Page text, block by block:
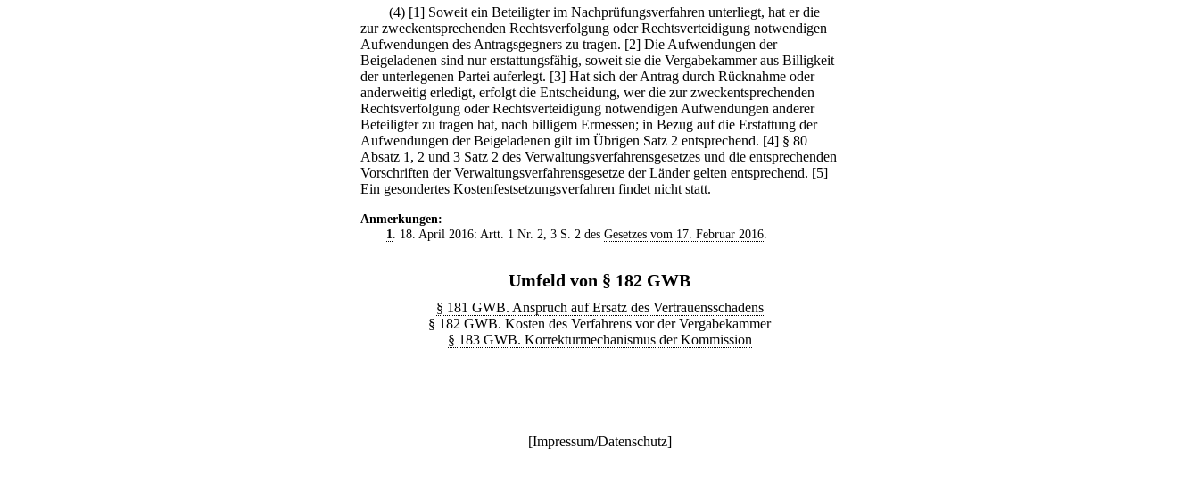
(4) [1] Soweit ein Beteiligter im Nachprüfungsverfahren unterliegt, hat er die
zur zweckentsprechenden Rechtsverfolgung oder Rechtsverteidigung notwendigen
Aufwendungen des Antragsgegners zu tragen. [2] Die Aufwendungen der
Beigeladenen sind nur erstattungsfähig, soweit sie die Vergabekammer aus Billigkeit
der unterlegenen Partei auferlegt. [3] Hat sich der Antrag durch Rücknahme oder
anderweitig erledigt, erfolgt die Entscheidung, wer die zur zweckentsprechenden
Rechtsverfolgung oder Rechtsverteidigung notwendigen Aufwendungen anderer
Beteiligter zu tragen hat, nach billigem Ermessen; in Bezug auf die Erstattung der
Aufwendungen der Beigeladenen gilt im Übrigen Satz 2 entsprechend. [4] § 80
Absatz 1, 2 und 3 Satz 2 des Verwaltungsverfahrensgesetzes und die entsprechenden
Vorschriften der Verwaltungsverfahrensgesetze der Länder gelten entsprechend. [5]
Ein gesondertes Kostenfestsetzungsverfahren findet nicht statt.
Anmerkungen:
1
. 18. April 2016: Artt. 1 Nr. 2, 3 S. 2 des Gesetzes vom 17. Februar 2016.
Umfeld von § 182 GWB
§ 181 GWB. Anspruch auf Ersatz des Vertrauensschadens
§ 182 GWB. Kosten des Verfahrens vor der Vergabekammer
§ 183 GWB. Korrekturmechanismus der Kommission
[Impressum/Datenschutz]